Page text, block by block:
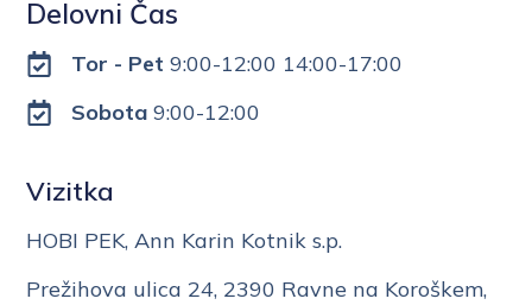
Delovni Čas
Tor - Pet 9:00-12:00 14:00-17:00
Sobota9:00-12:00
Vizitka
HOBI PEK, Ann Karin Kotnik s.p.
Prežihova ulica 24, 2390 Ravne na Koroškem,